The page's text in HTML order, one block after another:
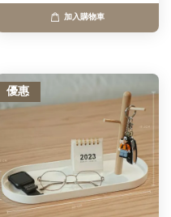
加入購物車
優惠